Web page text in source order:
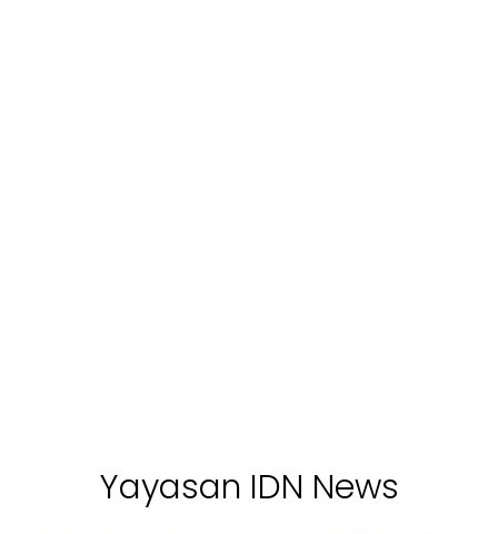
Yayasan IDN News